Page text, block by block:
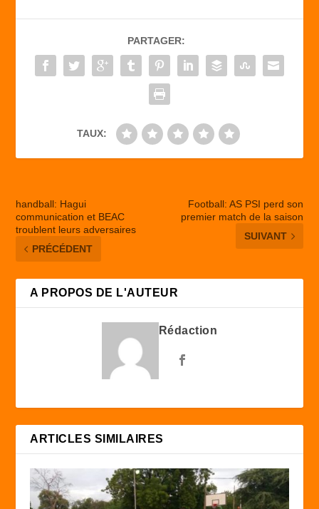
b
o
o
d
o
n
er
PARTAGER:
TAUX:
handball: Hagui
communication et BEAC
troublent leurs adversaires
PRÉCÉDENT
Football: AS PSI perd son
premier match de la saison
SUIVANT
A PROPOS DE L'AUTEUR
Rédaction
ARTICLES SIMILAIRES